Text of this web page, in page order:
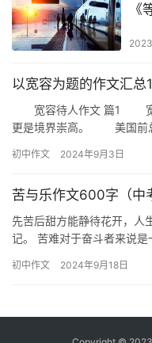
《
以宽容为题的作文汇总
宽容待人作文 篇1 宽容
更是境界崇高。 美国前总
初中作文 2024年9月3日
苦与乐作文600字（中
先苦后甜方能静待花开，
记。 苦难对于奋斗者来说
辛苦，…
初中作文 2024年9月18日